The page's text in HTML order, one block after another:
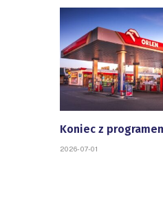
Koniec z
2026-07-01